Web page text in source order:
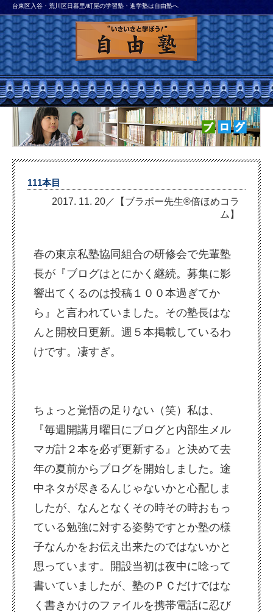
台東区入谷・荒川区日暮里/町屋の学習塾・進学塾は自由塾へ
111本目
2017. 11. 20／【ブラボー先生®倍ほめコラ
ム】
春の東京私塾協同組合の研修会で先輩塾
長が『ブログはとにかく継続。募集に影
響出てくるのは投稿１００本過ぎてか
ら』と言われていました。その塾長はな
んと開校日更新。週５本掲載しているわ
けです。凄すぎ。
ちょ っと覚悟の足りない（笑）私は、
『毎週開講月曜日にブログと内部生メル
マガ計２本を必ず更新する』と決めて去
年の夏前からブログを開始しました。途
中ネタが尽きるんじゃないかと心配しま
したが、なんとなくその時その時おもっ
ている勉強に対する姿勢ですとか塾の様
子なんかをお伝え出来たのではないかと
思っています。開設当初は夜中に唸って
書いていましたが、塾のＰＣだけではな
く書きかけのファイルを携帯電話に忍び